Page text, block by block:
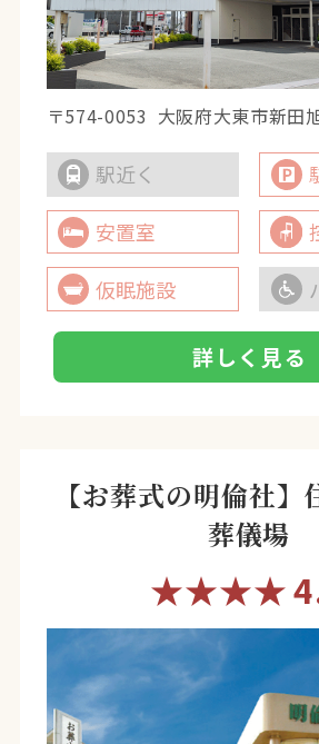
〒574-0053 大阪府大東市新田
駅近く
安置室
仮眠施設
詳しく見る
【お葬式の明倫社】
葬儀場
★★★★